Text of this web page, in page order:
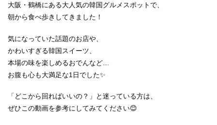
大阪・鶴橋にある大人気の韓国グルメスポットで、
朝から食べ歩きしてきました！
気になっていた話題のお店や、
かわいすぎる韓国スイーツ、
本場の味を楽しめるおでんなど…
お腹も心も大満足な1日でした✨
「どこから回ればいいの？」と迷っている方は、
ぜひこの動画を参考にしてみてください😊